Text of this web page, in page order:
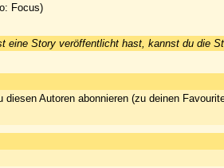
Focus)
eine Story veröffentlicht hast, kannst du die
Autoren abonnieren (zu deinen